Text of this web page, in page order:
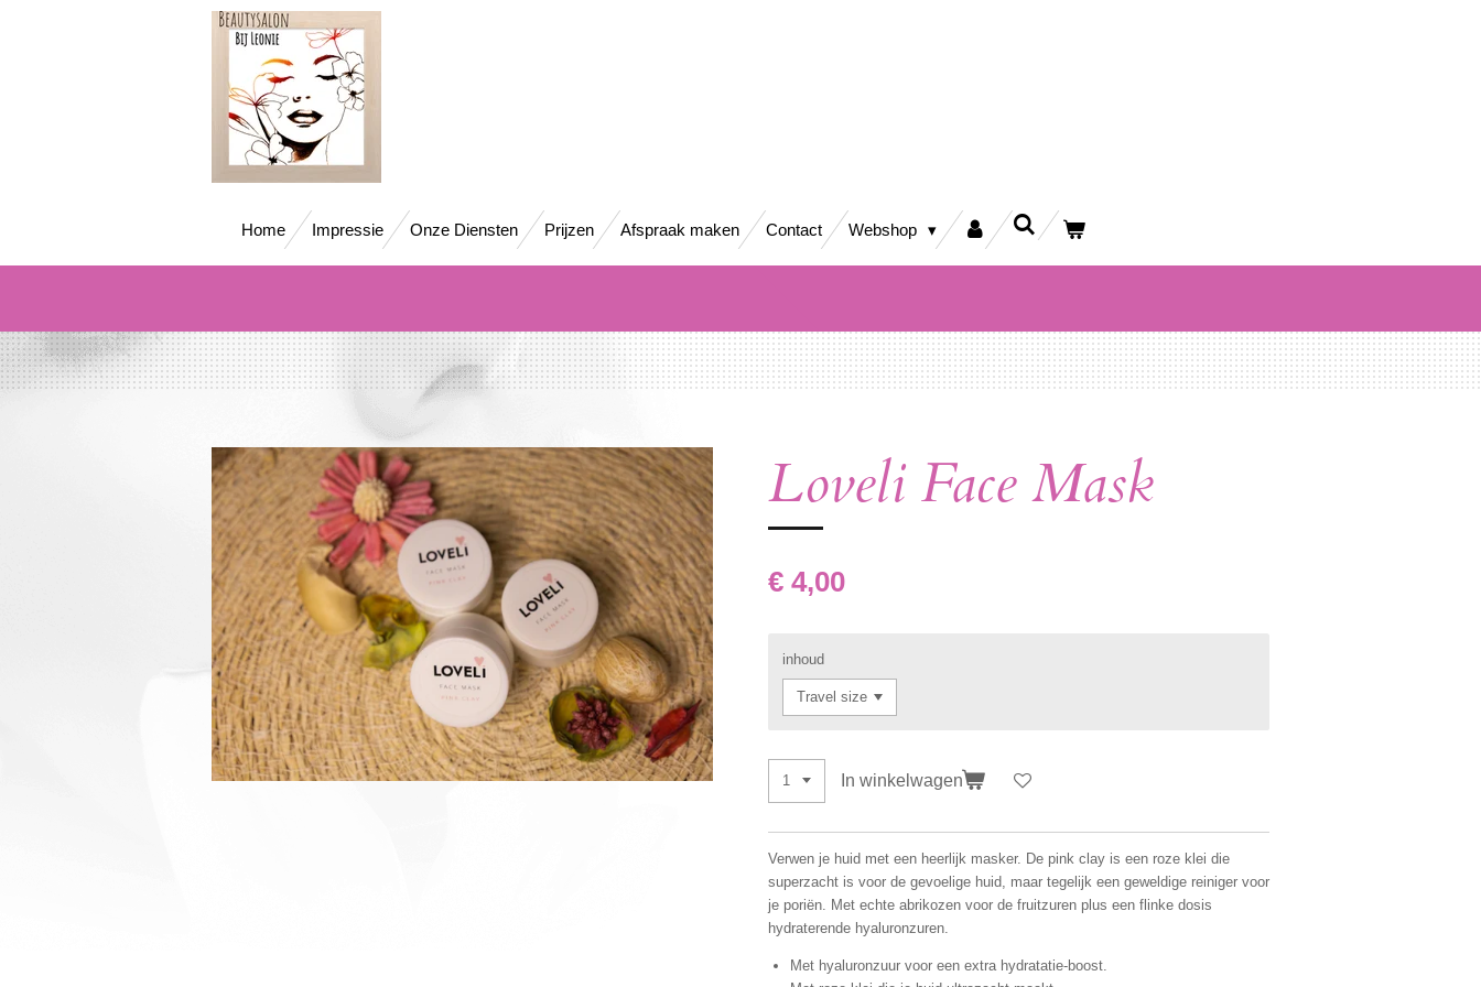
Home Impressie Onze Diensten Prijzen Afspraak maken Contact Webshop
Loveli Face Mask
€ 4,00
inhoud
In winkelwagen
Verwen je huid met een heerlijk masker. De pink clay is een roze klei die
superzacht is voor de gevoelige huid, maar tegelijk een geweldige reiniger voor
je poriën. Met echte abrikozen voor de fruitzuren plus een flinke dosis
hydraterende hyaluronzuren.
Met hyaluronzuur voor een extra hydratatie-boost.